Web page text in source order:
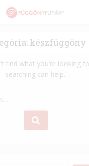
készfüggöny
find what you’re looking
searching can help.